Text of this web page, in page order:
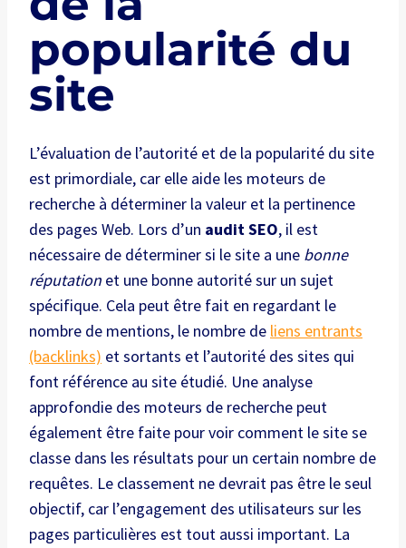
popularité du
site
L’évaluation de l’autorité et de la popularité du site
est primordiale, car elle aide les moteurs de
recherche à déterminer la valeur et la pertinence
des pages Web. Lors d’un audit SEO, il est
nécessaire de déterminer si le site a une bonne
réputation et une bonne autorité sur un sujet
spécifique. Cela peut être fait en regardant le
nombre de mentions, le nombre de liens entrants
(backlinks) et sortants et l’autorité des sites qui
font référence au site étudié. Une analyse
approfondie des moteurs de recherche peut
également être faite pour voir comment le site se
classe dans les résultats pour un certain nombre de
requêtes. Le classement ne devrait pas être le seul
objectif, car l’engagement des utilisateurs sur les
pages particulières est tout aussi important. La